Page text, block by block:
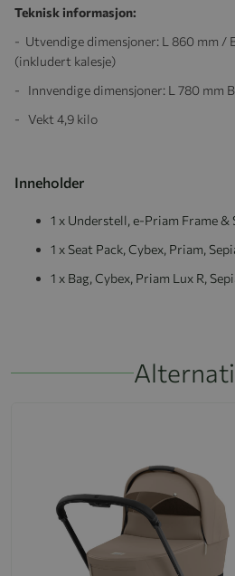
Teknisk informasjon:
- Utvendige dimensjoner: L 860 mm /
(inkludert kalesje)
- Innvendige dimensjoner: L 780 mm
- Vekt 4,9 kilo
Inneholder
1 x Understell, e-Priam Frame &
1 x Seat Pack, Cybex, Priam,
1 x Bag, Cybex, Priam Lux R,